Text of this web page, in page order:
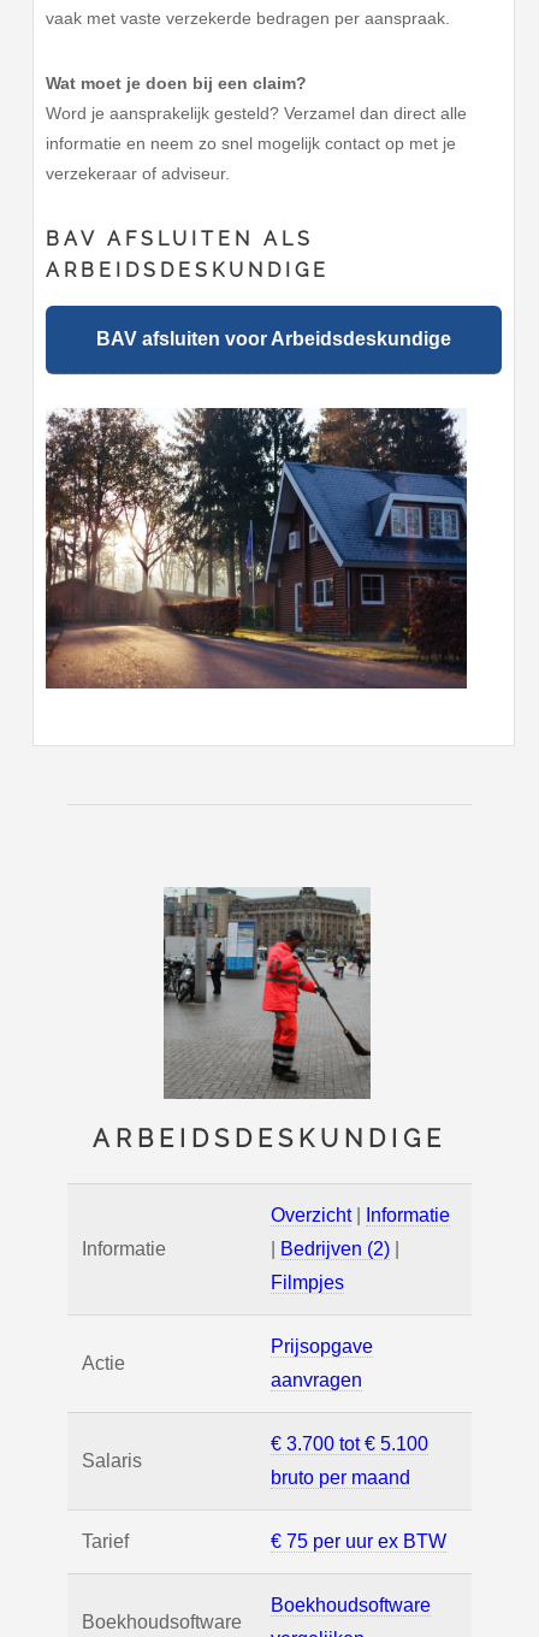
vaak met vaste verzekerde bedragen per aanspraak.
Wat moet je doen bij een claim?
Word je aansprakelijk gesteld? Verzamel dan direct alle
informatie en neem zo snel mogelijk contact op met je
verzekeraar of adviseur.
BAV AFSLUITEN ALS
ARBEIDSDESKUNDIGE
BAV afsluiten voor Arbeidsdeskundige
ARBEIDSDESKUNDIGE
Informatie
Overzicht|
Informatie
Bedrijven (2)
Filmpjes
Actie
Prijsopgave
aanvragen
Salaris
€ 3.700 tot € 5.100
bruto per maand
Tarief € 75 per uur ex BTW
Boekhoudsoftware
Boekhoudsoftware